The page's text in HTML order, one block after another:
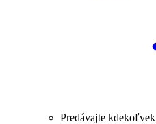
Predávajte kdekoľvek